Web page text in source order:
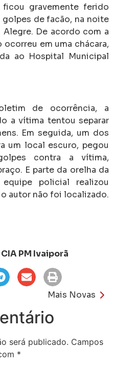
gravemente ferido
de facão, na noite
Alegre. De acordo com a
em uma chácara,
ao Hospital Municipal
de ocorrência, a
a vítima tentou separar
Em seguida, um dos
um local escuro, pegou
contra a vítima,
E parte da orelha da
policial realizou
autor não foi localizado.
PM Ivaiporã
Mais Novas
será publicado. Campos
*